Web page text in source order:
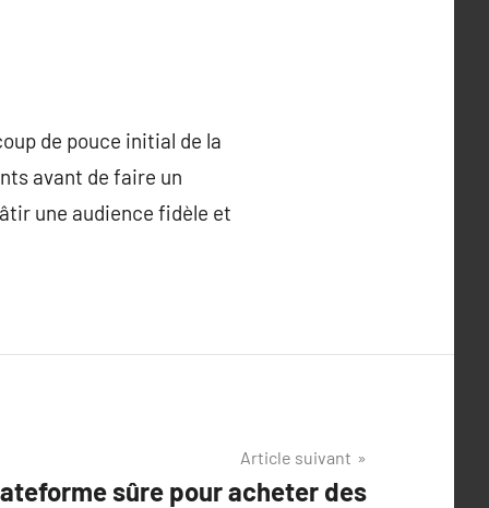
de pouce initial de la
avant de faire un
une audience fidèle et
Article suivant
sûre pour acheter des